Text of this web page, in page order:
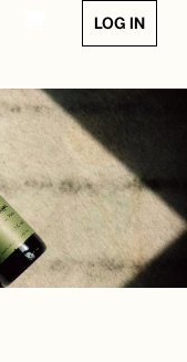
LOG IN